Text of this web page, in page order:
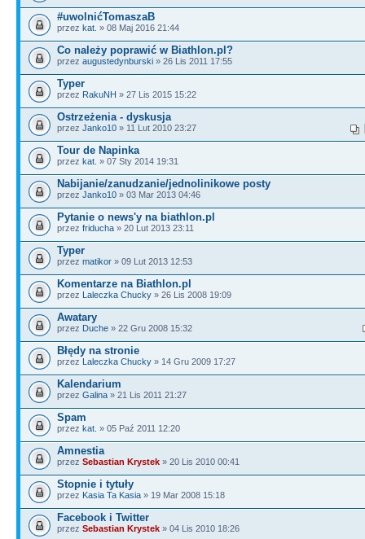
#uwolnićTomaszaB
przez kat. » 08 Maj 2016 21:44
Co należy poprawić w Biathlon.pl?
przez augustedynburski » 26 Lis 2011 17:55
Typer
przez RakuNH » 27 Lis 2015 15:22
Ostrzeżenia - dyskusja
przez Janko10 » 11 Lut 2010 23:27
Tour de Napinka
przez kat. » 07 Sty 2014 19:31
Nabijanie/zanudzanie/jednolinikowe posty
przez Janko10 » 03 Mar 2013 04:46
Pytanie o news'y na biathlon.pl
przez friducha » 20 Lut 2013 23:11
Typer
przez matikor » 09 Lut 2013 12:53
Komentarze na Biathlon.pl
przez Laleczka Chucky » 26 Lis 2008 19:09
Awatary
przez Duche » 22 Gru 2008 15:32
Błędy na stronie
przez Laleczka Chucky » 14 Gru 2009 17:27
Kalendarium
przez Galina » 21 Lis 2011 21:27
Spam
przez kat. » 05 Paź 2011 12:20
Amnestia
przez Sebastian Krystek » 20 Lis 2010 00:41
Stopnie i tytuły
przez Kasia Ta Kasia » 19 Mar 2008 15:18
Facebook i Twitter
przez Sebastian Krystek » 04 Lis 2010 18:26